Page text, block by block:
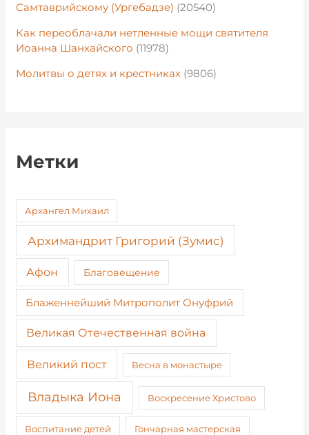
Самтаврийскому (Ургебадзе) (20540)
Как переоблачали нетленные мощи святителя
Иоанна Шанхайского (11978)
Молитвы о детях и крестниках (9806)
Метки
Архангел Михаил
Архимандрит Григорий (Зумис)
Афон Благовещение
Блаженнейший Митрополит Онуфрий
Великая Отечественная война
Великий пост Весна в монастыре
Владыка Иона Воскресение Христово
Воспитание детей Гончарная мастерская